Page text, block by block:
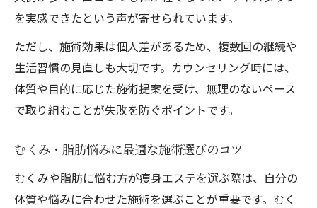
を実感できたという声が寄せられています。
ただし、施術効果は個人差があるため、複数回の継続や
生活習慣の見直しも大切です。カウンセリング時には、
体質や目的に応じた施術提案を受け、無理のないペース
で取り組むことが失敗を防ぐポイントです。
むくみ・脂肪悩みに最適な施術選びのコツ
むくみや脂肪に悩む方が痩身エステを選ぶ際は、自分の
体質や悩みに合わせた施術を選ぶことが重要です。むく